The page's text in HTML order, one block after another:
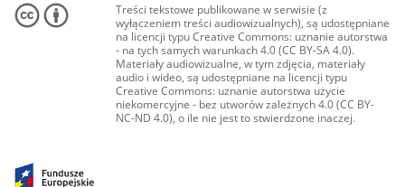
Treści tekstowe publikowane w serwisie (z
wyłączeniem treści audiowizualnych), są udostępniane
na licencji typu Creative Commons: uznanie autorstwa
- na tych samych warunkach 4.0 (CC BY-SA 4.0).
Materiały audiowizualne, w tym zdjęcia, materiały
audio i wideo, są udostępniane na licencji typu
Creative Commons: uznanie autorstwa użycie
niekomercyjne - bez utworów zależnych 4.0 (CC BY-
NC-ND 4.0), o ile nie jest to stwierdzone inaczej.